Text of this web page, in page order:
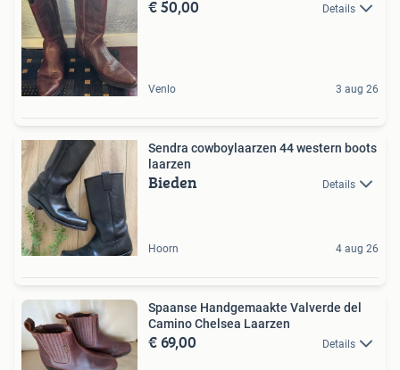
€ 50,00 Details
Venlo 3 aug 26
Sendra cowboylaarzen 44 western boots
laarzen
Bieden Details
Hoorn 4 aug 26
Spaanse Handgemaakte Valverde del
Camino Chelsea Laarzen
€ 69,00 Details